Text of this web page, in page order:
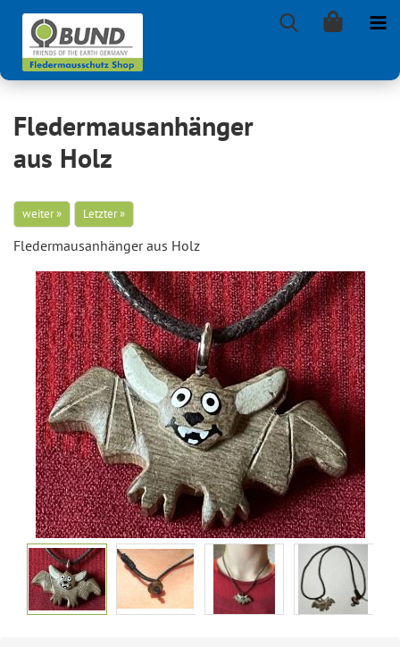
Fledermausanhänger
aus Holz
weiter » Letzter »
Fle­der­maus­an­hän­ger aus Holz